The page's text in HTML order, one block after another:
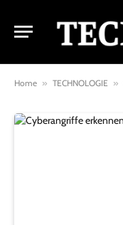
Home » TECHNOLOGIE »